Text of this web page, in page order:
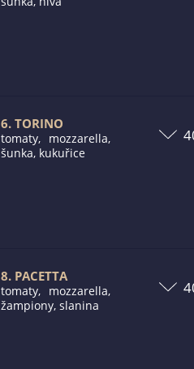
6. TORINO
tomaty, mozzarella,
šunka, kukuřice
8. PACETTA
tomaty, mozzarella,
žampiony, slanina